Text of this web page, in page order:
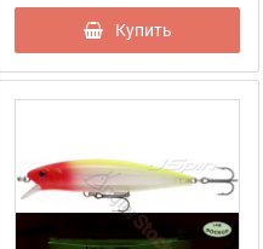
Купить